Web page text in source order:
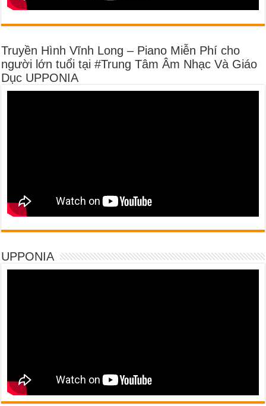
Truyền Hình Vĩnh Long – Piano Miễn Phí cho
người lớn tuổi tại #Trung Tâm Âm Nhạc Và Giáo
Dục UPPONIA
UPPONIA